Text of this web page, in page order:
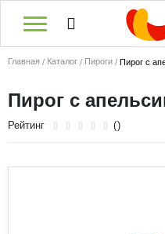
Главная Каталог Пироги Пирог с
Пирог с
Рейтинг ()